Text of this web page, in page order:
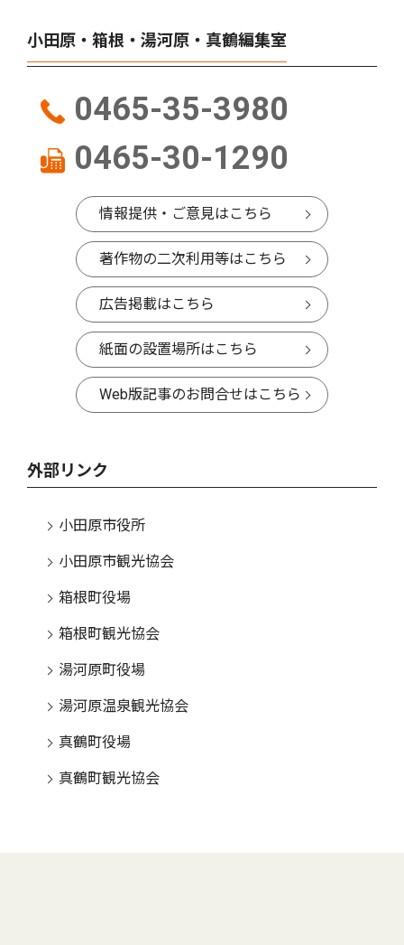
小田原・箱根・湯河原・真鶴編集室
0465-35-3980
0465-30-1290
情報提供・ご意見はこちら
著作物の二次利用等はこちら
広告掲載はこちら
紙面の設置場所はこちら
Web版記事のお問合せはこちら
外部リンク
小田原市役所
小田原市観光協会
箱根町役場
箱根町観光協会
湯河原町役場
湯河原温泉観光協会
真鶴町役場
真鶴町観光協会